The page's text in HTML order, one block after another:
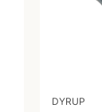
DYRUP